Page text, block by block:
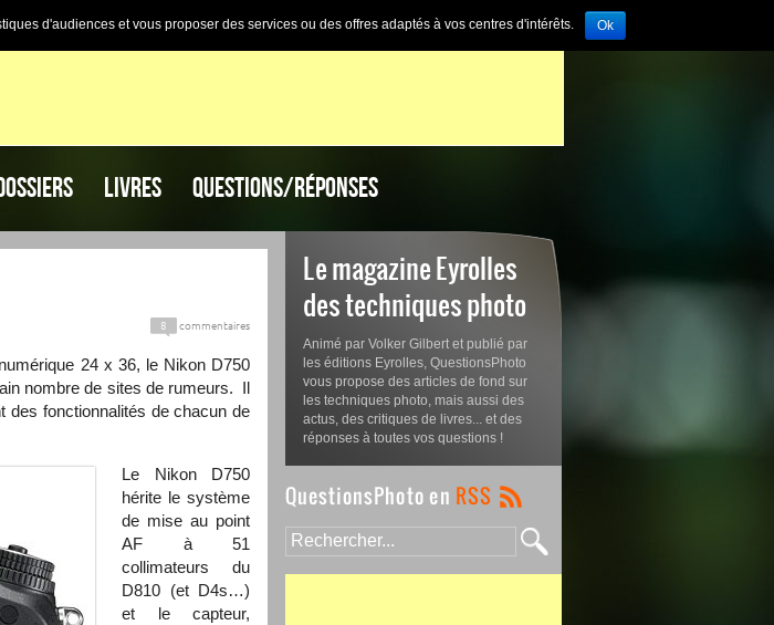
LIVRES QUESTIONS/RÉPONSES
8 commentaires
24 x 36, le Nikon D750
nombre de sites de rumeurs. Il
des fonctionnalités de chacun de
Le Nikon D750
hérite le système
de mise au point
AF à 51
collimateurs du
D810 (et D4s…)
et le capteur,
Le magazine Eyrolles
des techniques photo
Animé par Volker Gilbert et publié par
les éditions Eyrolles, QuestionsPhoto
vous propose des articles de fond sur
les techniques photo, mais aussi des
actus, des critiques de livres... et des
réponses à toutes vos questions !
d'audiences et vous proposer des services ou des offres adaptés à vos centres d'intérêts. Ok